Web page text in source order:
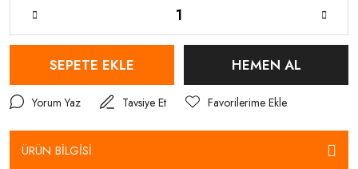
SEPETE EKLE HEMEN AL
Yorum Yaz Tavsiye Et
ÜRÜN BİLGİSİ